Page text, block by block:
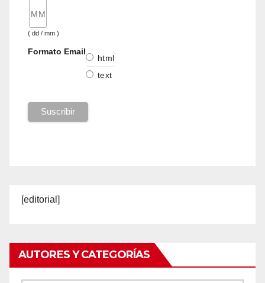
( dd / mm )
Formato Email
html
text
[editorial]
AUTORES Y CATEGORÍAS